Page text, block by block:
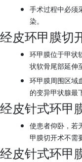
手术过程中必须
染。
经皮环甲膜切
环甲膜位于甲状
状软骨尾部延伸
环甲膜周围区域
的变异甲状腺最
经皮针式环甲
使患者仰卧，若
甲膜切开术不需
经皮针式环甲